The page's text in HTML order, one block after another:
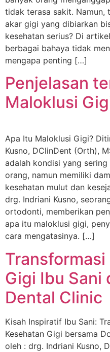
tidak terasa sakit. Namun,
akar gigi yang dibiarkan
kesehatan serius? Di
berbagai bahaya tidak
mengapa penting […]
Penjelasan
Maloklusi
Apa Itu Maloklusi Gigi?
Kusno, DClinDent (Orth),
adalah kondisi yang
orang, namun memiliki
kesehatan mulut dan
drg. Indriani Kusno,
ortodonti, memberikan
apa itu maloklusi gigi,
cara mengatasinya. […]
Transformasi
Gigi Ibu Sani
Dental Clinic
Kisah Inspiratif Ibu Sani:
Kesehatan Gigi bersama
oleh : drg. Indriani Kusno,